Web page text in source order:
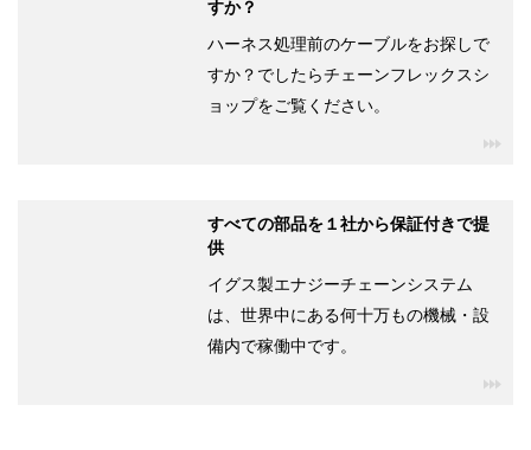
すか？
ハーネス処理前のケーブルをお探しで
すか？でしたらチェーンフレックスシ
ョップをご覧ください。
すべての部品を１社から保証付きで提
供
イグス製エナジーチェーンシステム
は、世界中にある何十万もの機械・設
備内で稼働中です。